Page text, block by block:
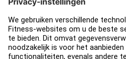
Sportschool inrichting en
Service Hub
Onderwijs Hub